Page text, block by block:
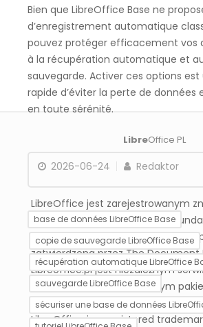
Bien que LibreOffice Base ne
d’enregistrement automatique
pouvez protéger efficacement vos
à la récupération automatique et
sauvegarde. Activer ces options
rapide d’éviter la perte de données
en toute sérénité.
2026-06-24 Redaktor
base de données LibreOffice Base
copie de sauvegarde LibreOffice Base
récupération automatique LibreOffice
sauvegarde LibreOffice Base
sécuriser une base de données
LibreOffice PL
LibreOffice jest zarejestrowanym
towarowym The Document
libreoffice.pl nie jest powiązana,
zatwierdzona przez The Document
Libreoffice.pl jest niezależnym
informacyjnym poświęconym
LibreOffice.
LibreOffice is a registered